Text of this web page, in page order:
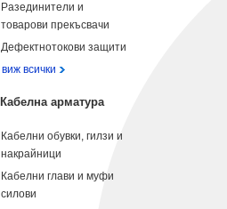
Разединители и
товарови прекъсвачи
Дефектнотокови защити
виж всички
Кабелна арматура
Кабелни обувки, гилзи и
накрайници
Кабелни глави и муфи
силови